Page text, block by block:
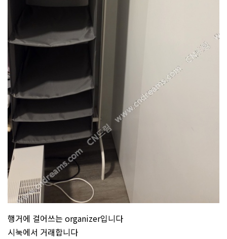
행거에 걸어쓰는 organizer입니다
시눅에서 거래합니다